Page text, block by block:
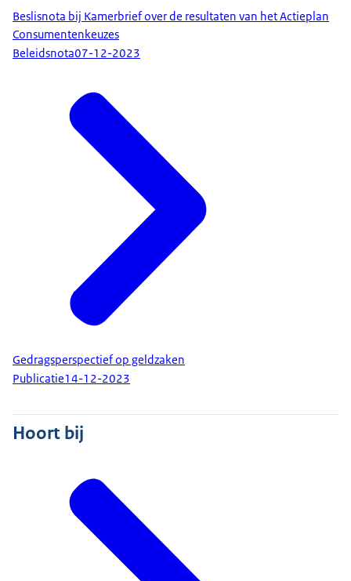
Beslisnota bij Kamerbrief over de resultaten van het Actieplan
Consumentenkeuzes
Beleidsnota07-12-2023
Gedragsperspectief op geldzaken
Publicatie14-12-2023
Hoort bij